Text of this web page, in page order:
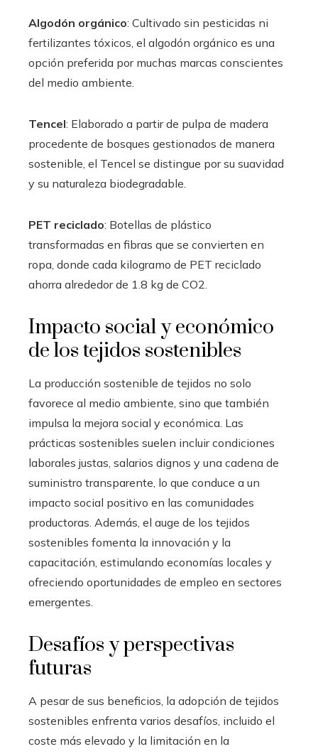
Algodón orgánico: Cultivado sin pesticidas ni
fertilizantes tóxicos, el algodón orgánico es una
opción preferida por muchas marcas conscientes
del medio ambiente.
Tencel: Elaborado a partir de pulpa de madera
procedente de bosques gestionados de manera
sostenible, el Tencel se distingue por su suavidad
y su naturaleza biodegradable.
PET reciclado: Botellas de plástico
transformadas en fibras que se convierten en
ropa, donde cada kilogramo de PET reciclado
ahorra alrededor de 1.8 kg de CO2.
Impacto social y económico
de los tejidos sostenibles
La producción sostenible de tejidos no solo
favorece al medio ambiente, sino que también
impulsa la mejora social y económica. Las
prácticas sostenibles suelen incluir condiciones
laborales justas, salarios dignos y una cadena de
suministro transparente, lo que conduce a un
impacto social positivo en las comunidades
productoras. Además, el auge de los tejidos
sostenibles fomenta la innovación y la
capacitación, estimulando economías locales y
ofreciendo oportunidades de empleo en sectores
emergentes.
Desafíos y perspectivas
futuras
A pesar de sus beneficios, la adopción de tejidos
sostenibles enfrenta varios desafíos, incluido el
coste más elevado y la limitación en la